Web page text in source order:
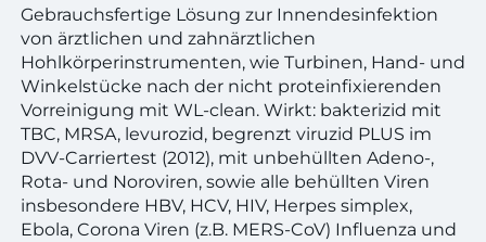
Gebrauchsfertige Lösung zur Innendesinfektion
von ärztlichen und zahnärztlichen
Hohlkörperinstrumenten, wie Turbinen, Hand- und
Winkelstücke nach der nicht proteinfixierenden
Vorreinigung mit WL-clean. Wirkt: bakterizid mit
TBC, MRSA, levurozid, begrenzt viruzid PLUS im
DVV-Carriertest (2012), mit unbehüllten Adeno-,
Rota- und Noroviren, sowie alle behüllten Viren
insbesondere HBV, HCV, HIV, Herpes simplex,
Ebola, Corona Viren (z.B. MERS-CoV) Influenza und